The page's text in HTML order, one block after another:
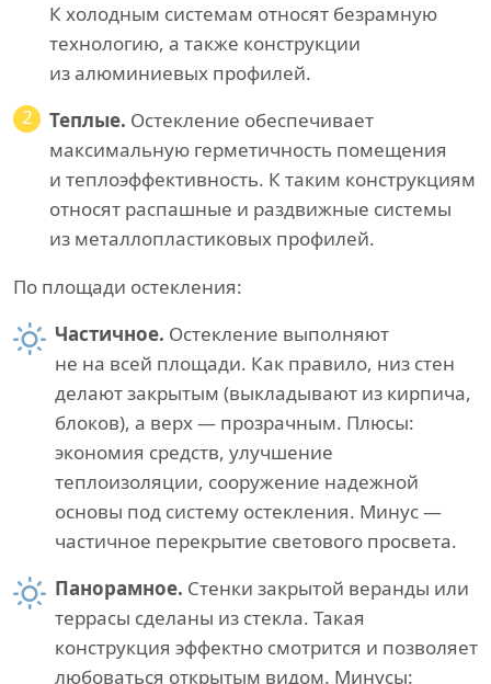
К холодным системам относят безрамную
технологию, а также конструкции
из алюминиевых профилей.
2
Теплые. Остекление обеспечивает
максимальную герметичность помещения
и теплоэффективность. К таким конструкциям
относят распашные и раздвижные системы
из металлопластиковых профилей.
По площади остекления:
Частичное. Остекление выполняют
не на всей площади. Как правило, низ стен
делают закрытым (выкладывают из кирпича,
блоков), а верх — прозрачным. Плюсы:
экономия средств, улучшение
теплоизоляции, сооружение надежной
основы под систему остекления. Минус —
частичное перекрытие светового просвета.
Панорамное. Стенки закрытой веранды или
террасы сделаны из стекла. Такая
конструкция эффектно смотрится и позволяет
любоваться открытым видом. Минусы: